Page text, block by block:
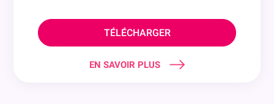
TÉLÉCHARGER
EN SAVOIR PLUS